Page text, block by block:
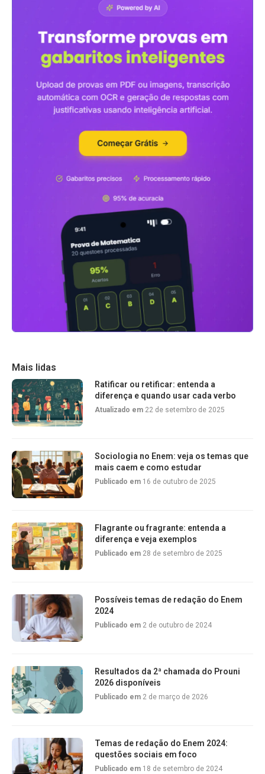
Mais lidas
Ratificar ou retificar: entenda a
diferença e quando usar cada verbo
Atualizado em 22 de setembro de 2025
Sociologia no Enem: veja os temas que
mais caem e como estudar
Publicado em 16 de outubro de 2025
Flagrante ou fragrante: entenda a
diferença e veja exemplos
Publicado em 28 de setembro de 2025
Possíveis temas de redação do Enem
2024
Publicado em 2 de outubro de 2024
Resultados da 2ª chamada do Prouni
2026 disponíveis
Publicado em 2 de março de 2026
Temas de redação do Enem 2024:
questões sociais em foco
Publicado em 18 de setembro de 2024